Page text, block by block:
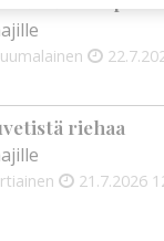
riehaa
21.7.2026